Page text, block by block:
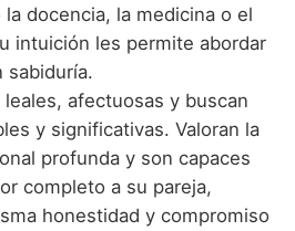
docencia, la medicina o el
intuición les permite abordar
sabiduría.
leales, afectuosas y buscan
y significativas. Valoran la
profunda y son capaces
completo a su pareja,
honestidad y compromiso